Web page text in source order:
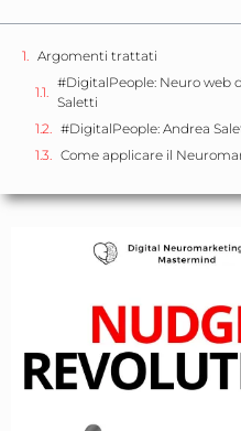
Argomenti trattati
#DigitalPeople: Neuro web
Saletti
#DigitalPeople: Andrea
Come applicare il